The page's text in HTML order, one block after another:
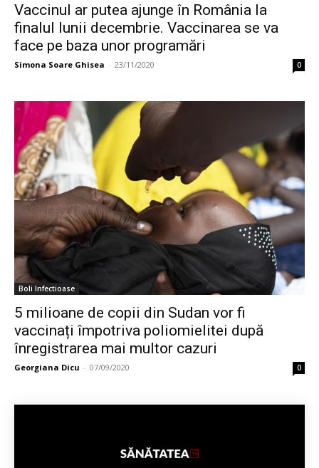
Vaccinul ar putea ajunge în România la
finalul lunii decembrie. Vaccinarea se va
face pe baza unor programări
Simona Soare Ghisea - 23/11/2020 0
Boli Infectioase
5 milioane de copii din Sudan vor fi
vaccinați împotriva poliomielitei după
înregistrarea mai multor cazuri
Georgiana Dicu - 07/09/2020 0